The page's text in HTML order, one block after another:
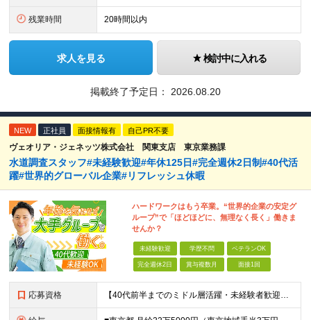
残業時間 20時間以内
求人を見る 検討中に入れる
掲載終了予定日： 2026.08.20
NEW 正社員 面接情報有 自己PR不要
ヴェオリア・ジェネッツ株式会社 関東支店 東京業務課
水道調査スタッフ#未経験歓迎#年休125日#完全週休2日制#40代活
躍#世界的グローバル企業#リフレッシュ休暇
ハードワークはもう卒業。“世界的企業の安定グ
ループ”で「ほどほどに、無理なく長く」働きま
せんか？
未経験歓迎 学歴不問 ベテランOK
完全週休2日 賞与複数月 面接1回
応募資格 【40代前半までのミドル層活躍・未経験者歓迎】 ●高卒以上 ●要普通自動車免許（AT限定可） ※特別な知識や経験は一切不要です！ ＜こんな方を歓迎します＞ ・安定した企業で、定年まで長く働き続けたい